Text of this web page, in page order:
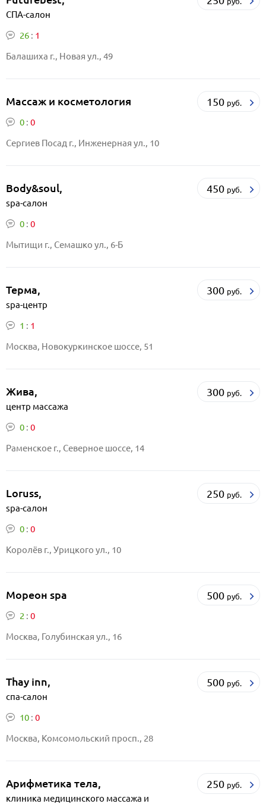
СПА-салон
26 : 1
Балашиха г., Новая ул., 49
150 руб.
Массаж и косметология
0 : 0
Сергиев Посад г., Инженерная ул., 10
450 руб.
Body&soul,
spa-салон
0 : 0
Мытищи г., Семашко ул., 6-Б
300 руб.
Терма,
spa-центр
1 : 1
Москва, Новокуркинское шоссе, 51
300 руб.
Жива,
центр массажа
0 : 0
Раменское г., Северное шоссе, 14
250 руб.
Loruss,
spa-салон
0 : 0
Королёв г., Урицкого ул., 10
500 руб.
Мореон spa
2 : 0
Москва, Голубинская ул., 16
500 руб.
Thay inn,
спа-салон
10 : 0
Москва, Комсомольский просп., 28
250 руб.
Арифметика тела,
клиника медицинского массажа и